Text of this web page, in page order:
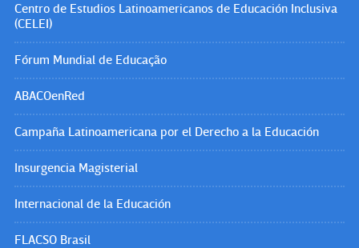
Centro de Estudios Latinoamericanos de Educación Inclusiva
(CELEI)
Fórum Mundial de Educação
ABACOenRed
Campaña Latinoamericana por el Derecho a la Educación
Insurgencia Magisterial
Internacional de la Educación
FLACSO Brasil